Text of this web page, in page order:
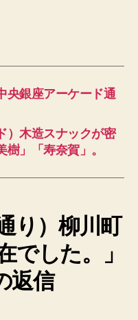
央銀座アーケード通
）木造スナックが密
」「寿奈賀」。
り）柳川町
でした。」
返信